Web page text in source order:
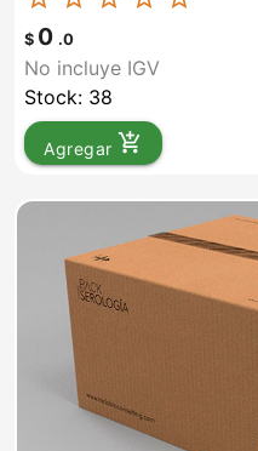
$ 0 .0
No incluye IGV
Stock: 38
Agregar add_shopping_cart